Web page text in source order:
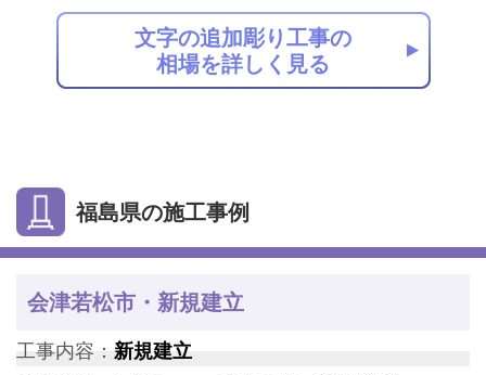
文字の追加彫り工事の
相場を詳しく見る
福島県の施工事例
会津若松市・新規建立
工事内容： 新規建立